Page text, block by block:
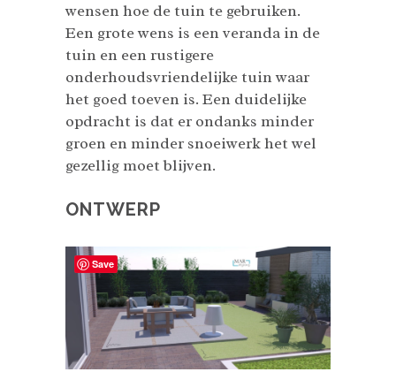
wensen hoe de tuin te gebruiken.
Een grote wens is een veranda in de
tuin en een rustigere
onderhoudsvriendelijke tuin waar
het goed toeven is. Een duidelijke
opdracht is dat er ondanks minder
groen en minder snoeiwerk het wel
gezellig moet blijven.
ONTWERP
Save